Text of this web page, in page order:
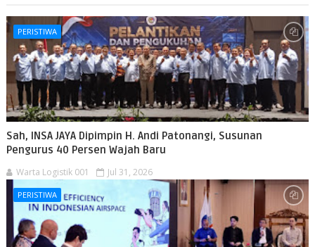
PERISTIWA
Sah, INSA JAYA Dipimpin H. Andi Patonangi, Susunan
Pengurus 40 Persen Wajah Baru
Warta Logistik 001 Jul 31, 2026
PERISTIWA